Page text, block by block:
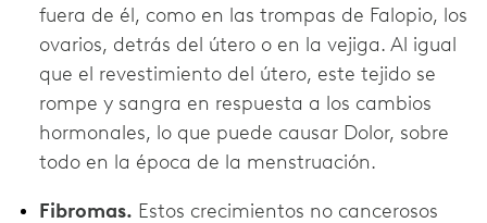
fuera de él, como en las trompas de Falopio, los
ovarios, detrás del útero o en la vejiga. Al igual
que el revestimiento del útero, este tejido se
rompe y sangra en respuesta a los cambios
hormonales, lo que puede causar Dolor, sobre
todo en la época de la menstruación.
Fibromas. Estos crecimientos no cancerosos